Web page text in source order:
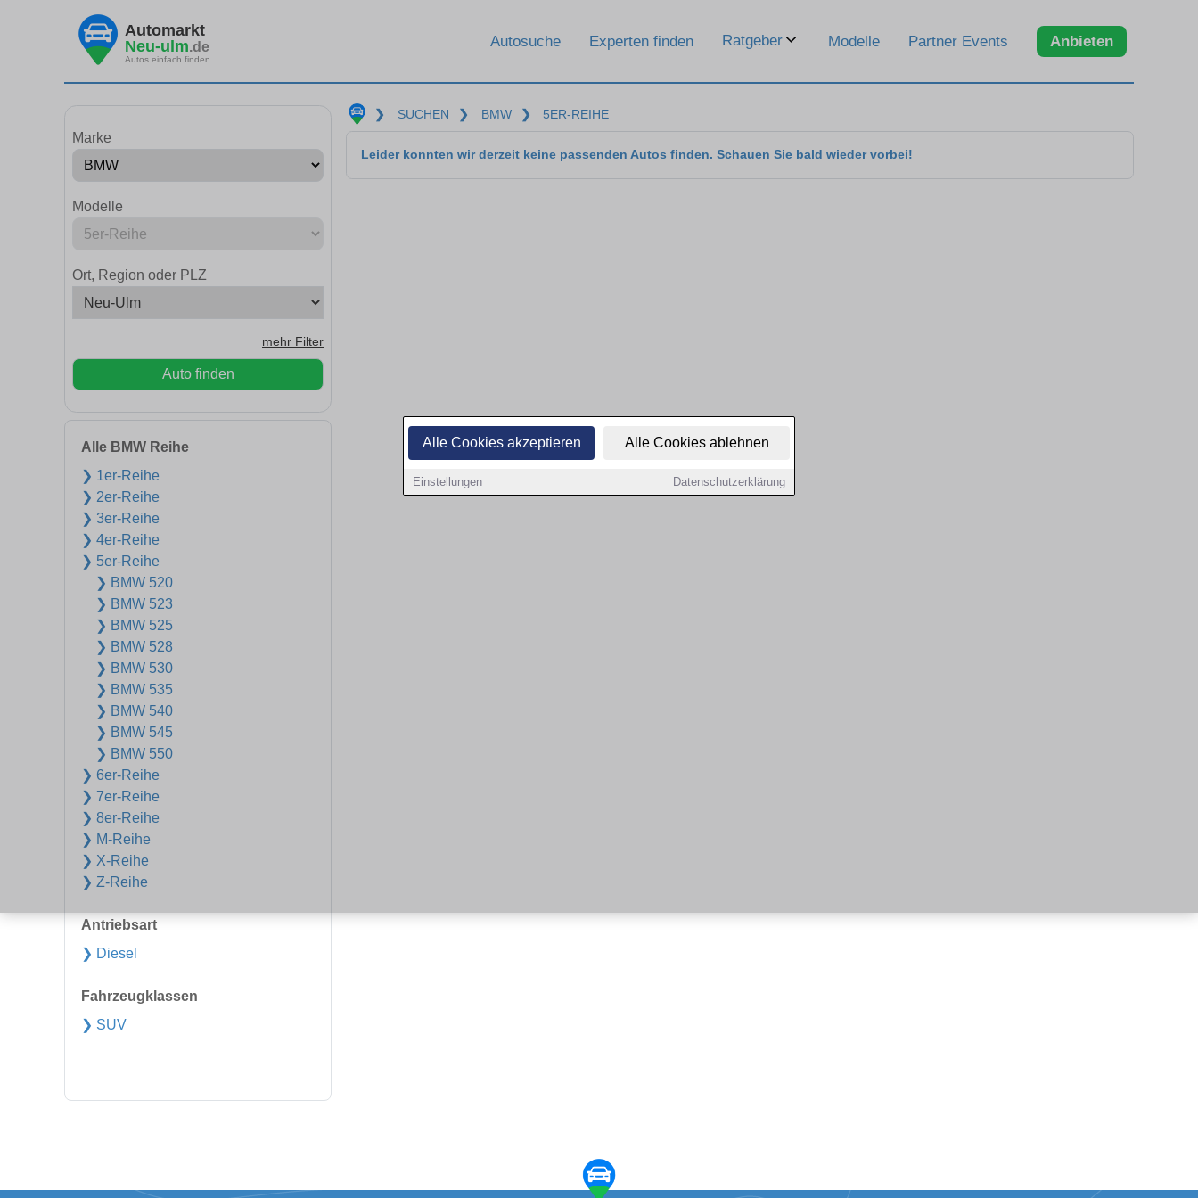
Alle Cookies akzeptieren Alle Cookies ablehnen
Einstellungen Datenschutzerklärung
Automarkt
Neu-ulm.de
Autos einfach finden
Autosuche Experten finden Ratgeber Modelle Partner Events Anbieten
Marke
Modelle
Ort, Region oder PLZ
mehr Filter
Auto finden
Alle BMW Reihe
❯ 1er-Reihe
❯ 2er-Reihe
❯ 3er-Reihe
❯ 4er-Reihe
❯ 5er-Reihe
❯ BMW 520
❯ BMW 523
❯ BMW 525
❯ BMW 528
❯ BMW 530
❯ BMW 535
❯ BMW 540
❯ BMW 545
❯ BMW 550
❯ 6er-Reihe
❯ 7er-Reihe
❯ 8er-Reihe
❯ M-Reihe
❯ X-Reihe
❯ Z-Reihe
Antriebsart
❯ Diesel
Fahrzeugklassen
❯ SUV
❯ SUCHEN ❯ BMW ❯ 5ER-REIHE
Leider konnten wir derzeit keine passenden Autos finden. Schauen Sie bald wieder vorbei!